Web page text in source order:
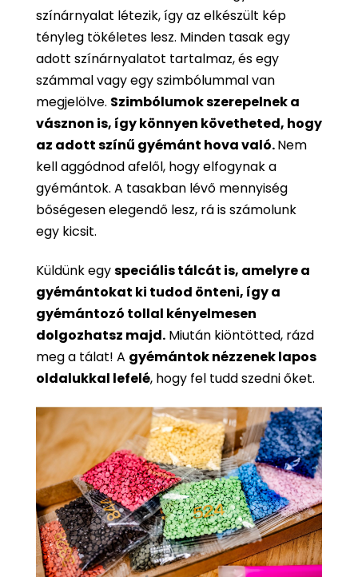
színárnyalat létezik, így az elkészült kép
tényleg tökéletes lesz. Minden tasak egy
adott színárnyalatot tartalmaz, és egy
számmal vagy egy szimbólummal van
megjelölve. Szimbólumok szerepelnek a
vásznon is, így könnyen követheted, hogy
az adott színű gyémánt hova való.Nem
kell aggódnod afelől, hogy elfogynak a
gyémántok. A tasakban lévő mennyiség
bőségesen elegendő lesz, rá is számolunk
egy kicsit.
Küldünk egyspeciális tálcát is, amelyre a
gyémántokat ki tudod önteni, így a
gyémántozó tollal kényelmesen
dolgozhatsz majd. Miután kiöntötted, rázd
meg a tálat! A gyémántok nézzenek lapos
oldalukkal lefelé, hogy fel tudd szedni őket.